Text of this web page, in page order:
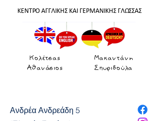
ΚΕΝΤΡΟ ΑΓΓΛΙΚΗΣ ΚΑΙ ΓΕΡΜΑΝΙΚΗΣ ΓΛΩΣΣΑΣ
Κολέτσας
Αθανάσιος
Μακαντάνη
Σπυριδούλα
Ανδρέα Ανδρεάδη 5